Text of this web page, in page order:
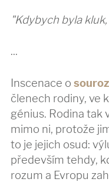
"Kdybych byla
...
Inscenace o
členech rodiny, ve
génius. Rodina tak
mimo ni, protože
to je jejich osud:
především tehdy,
rozum a Evropu